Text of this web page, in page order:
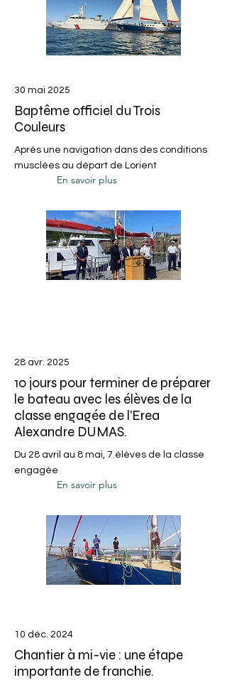
30 mai 2025
Baptême officiel du Trois
Couleurs
Après une navigation dans des conditions
musclées au départ de Lorient
En savoir plus
28 avr. 2025
10 jours pour terminer de préparer
le bateau avec les élèves de la
classe engagée de l'Erea
Alexandre DUMAS.
Du 28 avril au 8 mai, 7 élèves de la classe
engagée
En savoir plus
10 déc. 2024
Chantier à mi-vie : une étape
importante de franchie.